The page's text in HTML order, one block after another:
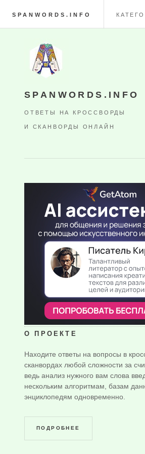
SPANWORDS.INFO
SPANWORDS.INFO
ОТВЕТЫ НА КРОССВОРДЫ
И СКАНВОРДЫ ОНЛАЙН
О ПРОЕКТЕ
Находите ответы на вопросы в
сканвордах любой сложности за
ведь анализ нужного вам слова
нескольким алгоритмам, базам
энциклопедям одновременно.
ПОДРОБНЕЕ